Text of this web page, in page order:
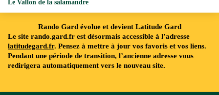
Rando Gard évolue et devient Latitude Gard
Le site rando.gard.fr est désormais accessible à l’adresse
latitudegard.fr. Pensez à mettre à jour vos favoris et vos liens.
Pendant une période de transition, l’ancienne adresse vous
redirigera automatiquement vers le nouveau site.
Le Vallon de la salamandre